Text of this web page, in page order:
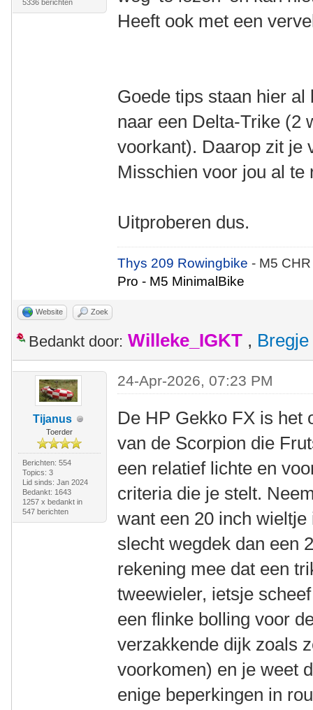
5336 berichten
Heeft ook met een
Goede tips staan hier
naar een Delta-Trike (2
voorkant). Daarop zit je
Misschien voor jou al te
Uitproberen dus.
Thys 209 Rowingbike- M5
Pro - M5 MinimalBike
Website Zoek
Bedankt door: Willeke_IGKT , Bregje
Tijanus
Toerder
Berichten: 554
Topics: 3
Lid sinds: Jan 2024
Bedankt: 1643
1257 x bedankt in
547 berichten
24-Apr-2026, 07:23 PM
De HP Gekko FX is het
van de Scorpion die
een relatief lichte en
criteria die je stelt.
want een 20 inch
slecht wegdek dan een
rekening mee dat een
tweewieler, ietsje
een flinke bolling voor
verzakkende dijk zoals
voorkomen) en je weet
enige beperkingen in